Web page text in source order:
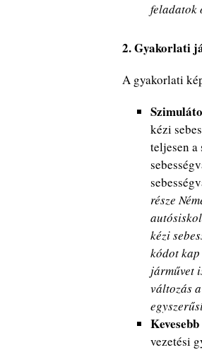
feladatok
2. Gyakorlati
A gyakorlati
kézi
teljesen
része
kézi
kódot kap
járművet
változás
vezetési